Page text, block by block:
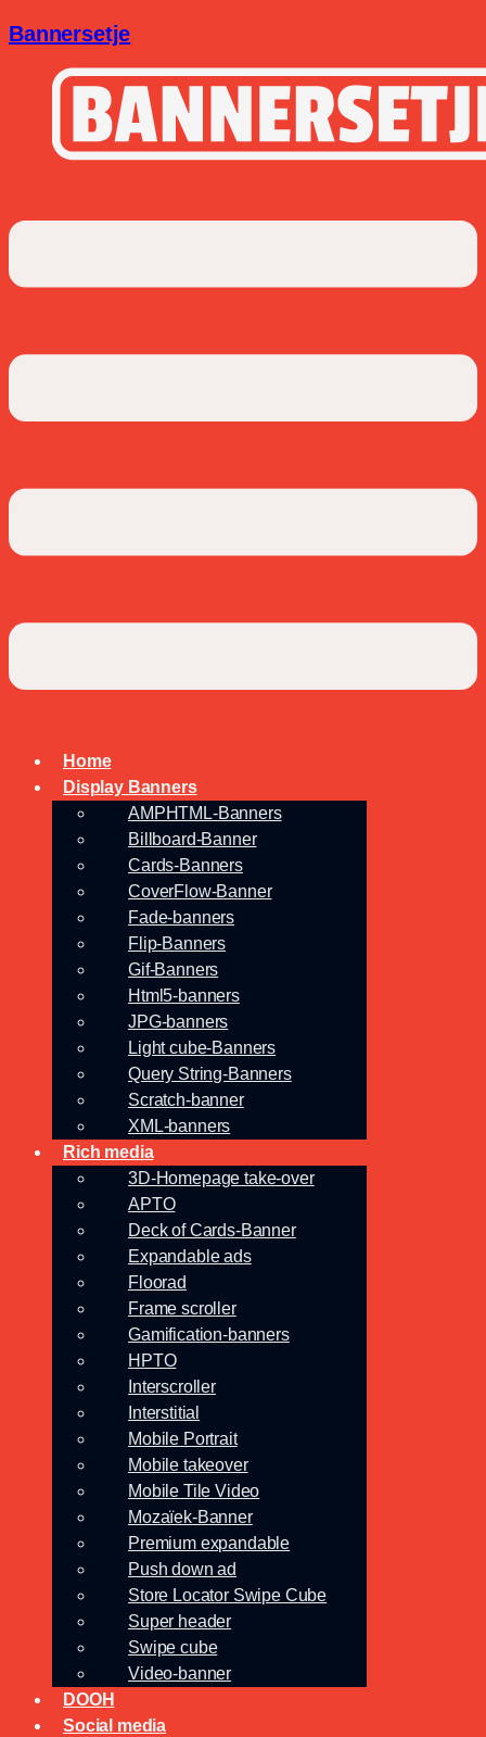
Bannersetje
Home
Display Banners
AMPHTML-Banners
Billboard-Banner
Cards-Banners
CoverFlow-Banner
Fade-banners
Flip-Banners
Gif-Banners
Html5-banners
JPG-banners
Light cube-Banners
Query String-Banners
Scratch-banner
XML-banners
Rich media
3D-Homepage take-over
APTO
Deck of Cards-Banner
Expandable ads
Floorad
Frame scroller
Gamification-banners
HPTO
Interscroller
Interstitial
Mobile Portrait
Mobile takeover
Mobile Tile Video
Mozaïek-Banner
Premium expandable
Push down ad
Store Locator Swipe Cube
Super header
Swipe cube
Video-banner
DOOH
Social media